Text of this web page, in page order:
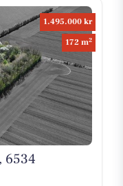
1.495.000 kr
172 m2
6534